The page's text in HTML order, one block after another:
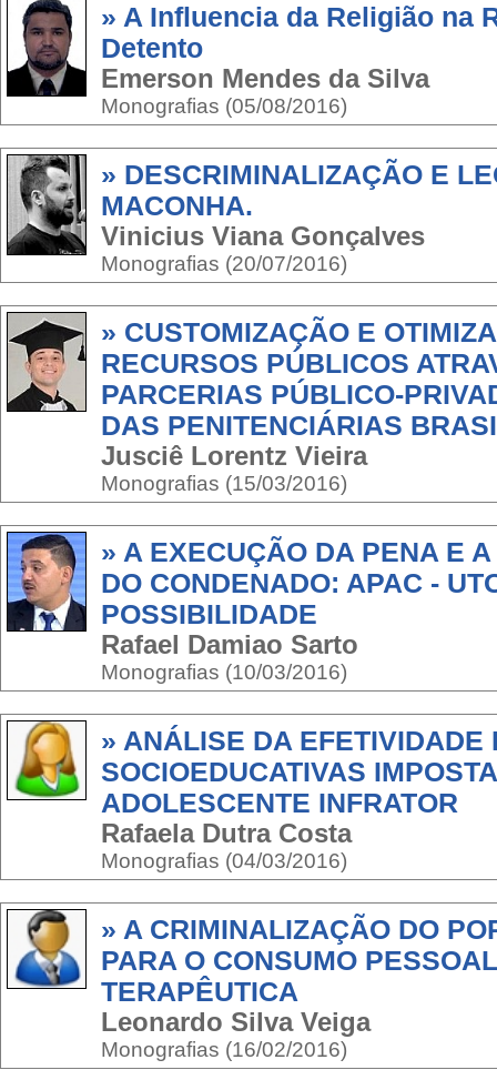
» A Influencia da Religião na
Detento
Emerson Mendes da Silva
Monografias (05/08/2016)
» DESCRIMINALIZAÇÃO E
MACONHA.
Vinicius Viana Gonçalves
Monografias (20/07/2016)
» CUSTOMIZAÇÃO E
RECURSOS PÚBLICOS
PARCERIAS PÚBLICO-
DAS PENITENCIÁRIAS
Jusciê Lorentz Vieira
Monografias (15/03/2016)
» A EXECUÇÃO DA PENA E
DO CONDENADO: APAC -
POSSIBILIDADE
Rafael Damiao Sarto
Monografias (10/03/2016)
» ANÁLISE DA EFETIVIDADE
SOCIOEDUCATIVAS
ADOLESCENTE INFRATOR
Rafaela Dutra Costa
Monografias (04/03/2016)
» A CRIMINALIZAÇÃO DO
PARA O CONSUMO
TERAPÊUTICA
Leonardo Silva Veiga
Monografias (16/02/2016)